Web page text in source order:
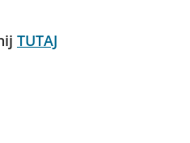
TUTAJ